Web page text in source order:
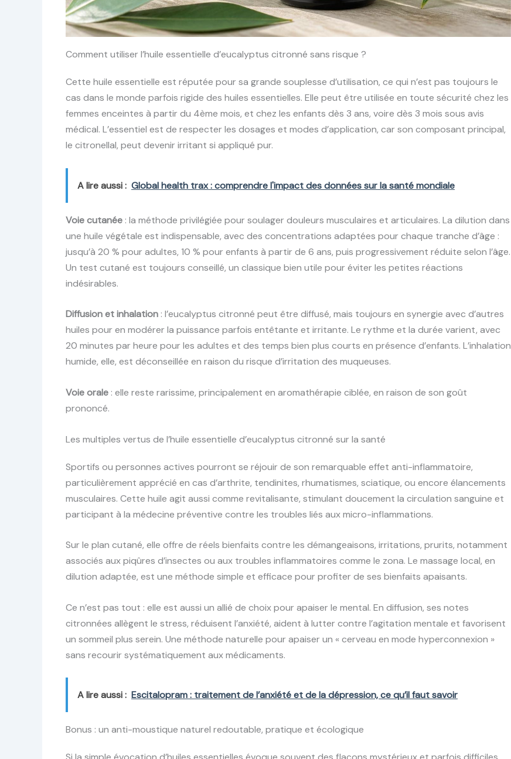
Comment utiliser l’huile essentielle d’eucalyptus citronné sans risque ?
Cette huile essentielle est réputée pour sa grande souplesse d’utilisation, ce qui n’est pas toujours le
cas dans le monde parfois rigide des huiles essentielles. Elle peut être utilisée en toute sécurité chez les
femmes enceintes à partir du 4ème mois, et chez les enfants dès 3 ans, voire dès 3 mois sous avis
médical. L’essentiel est de respecter les dosages et modes d’application, car son composant principal,
le citronellal, peut devenir irritant si appliqué pur.
A lire aussi : Global health trax : comprendre l'impact des données sur la santé mondiale
Voie cutanée : la méthode privilégiée pour soulager douleurs musculaires et articulaires. La dilution dans
une huile végétale est indispensable, avec des concentrations adaptées pour chaque tranche d’âge :
jusqu’à 20 % pour adultes, 10 % pour enfants à partir de 6 ans, puis progressivement réduite selon l’âge.
Un test cutané est toujours conseillé, un classique bien utile pour éviter les petites réactions
indésirables.
Diffusion et inhalation : l’eucalyptus citronné peut être diffusé, mais toujours en synergie avec d’autres
huiles pour en modérer la puissance parfois entêtante et irritante. Le rythme et la durée varient, avec
20 minutes par heure pour les adultes et des temps bien plus courts en présence d’enfants. L’inhalation
humide, elle, est déconseillée en raison du risque d’irritation des muqueuses.
Voie orale : elle reste rarissime, principalement en aromathérapie ciblée, en raison de son goût
prononcé.
Les multiples vertus de l’huile essentielle d’eucalyptus citronné sur la santé
Sportifs ou personnes actives pourront se réjouir de son remarquable effet anti-inflammatoire,
particulièrement apprécié en cas d’arthrite, tendinites, rhumatismes, sciatique, ou encore élancements
musculaires. Cette huile agit aussi comme revitalisante, stimulant doucement la circulation sanguine et
participant à la médecine préventive contre les troubles liés aux micro-inflammations.
Sur le plan cutané, elle offre de réels bienfaits contre les démangeaisons, irritations, prurits, notamment
associés aux piqûres d’insectes ou aux troubles inflammatoires comme le zona. Le massage local, en
dilution adaptée, est une méthode simple et efficace pour profiter de ses bienfaits apaisants.
Ce n’est pas tout : elle est aussi un allié de choix pour apaiser le mental. En diffusion, ses notes
citronnées allègent le stress, réduisent l’anxiété, aident à lutter contre l’agitation mentale et favorisent
un sommeil plus serein. Une méthode naturelle pour apaiser un « cerveau en mode hyperconnexion »
sans recourir systématiquement aux médicaments.
A lire aussi : Escitalopram : traitement de l’anxiété et de la dépression, ce qu’il faut savoir
Bonus : un anti-moustique naturel redoutable, pratique et écologique